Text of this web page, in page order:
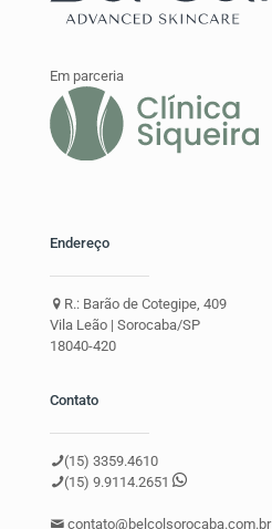
Em parceria
Endereço
R.: Barão de Cotegipe, 409
Vila Leão | Sorocaba/SP
18040-420
Contato
(15) 3359.4610
(15) 9.9114.2651
contato@belcolsorocaba.com.br